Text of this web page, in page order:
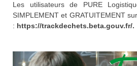
Les utilisateurs de PURE
SIMPLEMENT et GRATUITEMENT
: https://trackdechets.beta.gouv.fr/.